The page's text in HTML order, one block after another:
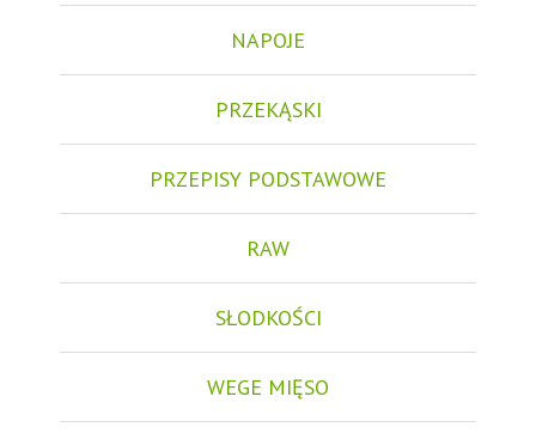
NAPOJE
PRZEKĄSKI
PRZEPISY PODSTAWOWE
RAW
SŁODKOŚCI
WEGE MIĘSO